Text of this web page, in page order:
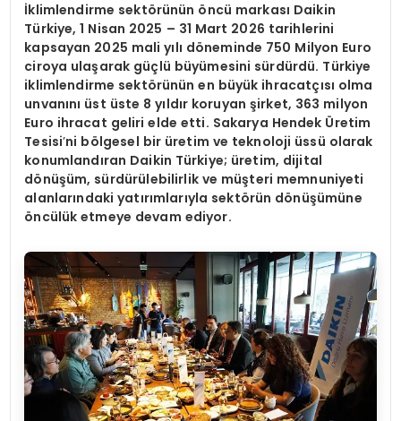
İklimlendirme sektörünün öncü markası Daikin
Türkiye, 1 Nisan 2025 – 31 Mart 2026 tarihlerini
kapsayan 2025 mali yılı döneminde 750 Milyon Euro
ciroya ulaşarak güçlü büyümesini sürdürdü. Türkiye
iklimlendirme sektörünün en büyük ihracatçısı olma
unvanını üst üste 8 yıldır koruyan şirket, 363 milyon
Euro ihracat geliri elde etti. Sakarya Hendek Üretim
Tesisi’ni bölgesel bir üretim ve teknoloji üssü olarak
konumlandıran Daikin Türkiye; üretim, dijital
dönüşüm, sürdürülebilirlik ve müşteri memnuniyeti
alanlarındaki yatırımlarıyla sektörün dönüşümüne
öncülük etmeye devam ediyor.